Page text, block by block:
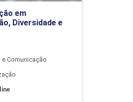
10h
no
em
Diversidade e
e Comunicação